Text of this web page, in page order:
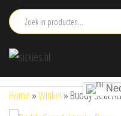
naar
inhoud
Home »Winkel » Buddy Seat